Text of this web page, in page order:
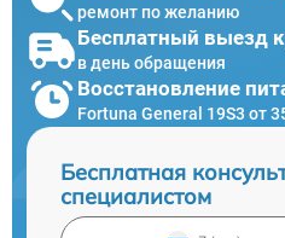
ремонт по желанию
Бесплатный выезд
в день обращения
Восстановление
Fortuna General 19S3 от
Бесплатная
специалистом